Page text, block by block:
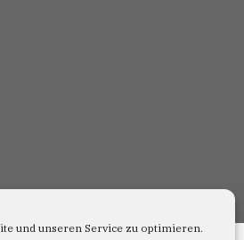
und unseren Service zu optimieren.